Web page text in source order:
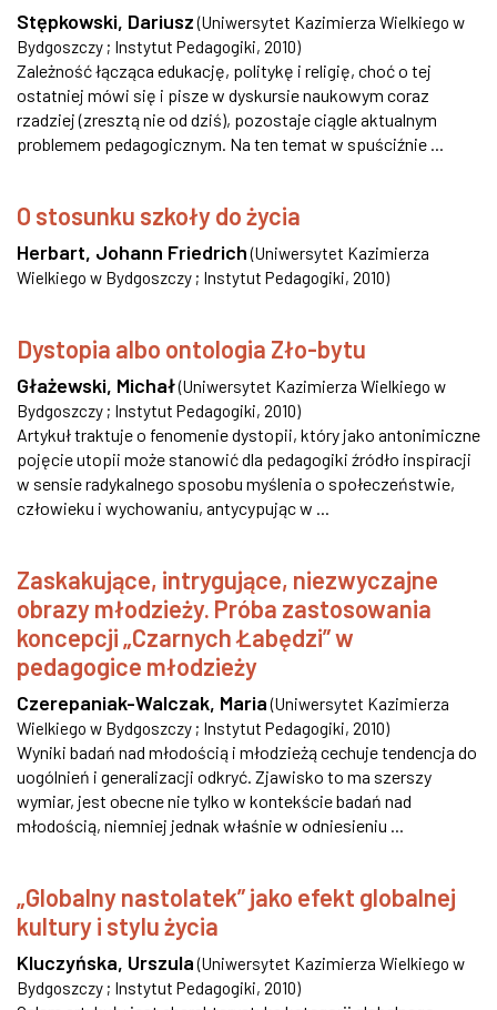
Stępkowski, Dariusz (Uniwersytet Kazimierza Wielkiego w
Bydgoszczy ; Instytut Pedagogiki, 2010)
Zależność łącząca edukację, politykę i religię, choć o tej
ostatniej mówi się i pisze w dyskursie naukowym coraz
rzadziej (zresztą nie od dziś), pozostaje ciągle aktualnym
problemem pedagogicznym. Na ten temat w spuściźnie ...
O stosunku szkoły do życia
Herbart, Johann Friedrich (Uniwersytet Kazimierza
Wielkiego w Bydgoszczy ; Instytut Pedagogiki, 2010)
Dystopia albo ontologia Zło-bytu
Głażewski, Michał(Uniwersytet Kazimierza Wielkiego w
Bydgoszczy ; Instytut Pedagogiki, 2010)
Artykuł traktuje o fenomenie dystopii, który jako antonimiczne
pojęcie utopii może stanowić dla pedagogiki źródło inspiracji
w sensie radykalnego sposobu myślenia o społeczeństwie,
człowieku i wychowaniu, antycypując w ...
Zaskakujące, intrygujące, niezwyczajne
obrazy młodzieży. Próba zastosowania
koncepcji „Czarnych Łabędzi” w
pedagogice młodzieży
Czerepaniak-Walczak, Maria (Uniwersytet Kazimierza
Wielkiego w Bydgoszczy ; Instytut Pedagogiki, 2010)
Wyniki badań nad młodością i młodzieżą cechuje tendencja do
uogólnień i generalizacji odkryć. Zjawisko to ma szerszy
wymiar, jest obecne nie tylko w kontekście badań nad
młodością, niemniej jednak właśnie w odniesieniu ...
„Globalny nastolatek” jako efekt globalnej
kultury i stylu życia
Kluczyńska, Urszula (Uniwersytet Kazimierza Wielkiego w
Bydgoszczy ; Instytut Pedagogiki, 2010)